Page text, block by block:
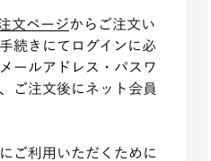
文ページからご注文い
続きにてログインに必
ールアドレス・パスワ
ご注文後にネット会員
ご利用いただくために